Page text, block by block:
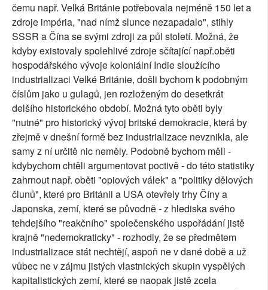
čemu např. Velká Británie potřebovala nejméně 150 let a
zdroje impéria, "nad nímž slunce nezapadalo", stihly
SSSR a Čína se svými zdroji za půl století. Možná, že
kdyby existovaly spolehlivé zdroje sčítající např.oběti
hospodářského vývoje koloniální Indie sloužícího
industrializaci Velké Británie, došli bychom k podobným
číslům jako u gulagů, jen rozloženým do desetkrát
delšího historického období. Možná tyto oběti byly
"nutné" pro historický vývoj britské demokracie, která by
zřejmě v dnešní formě bez industrializace nevznikla, ale
samy z ní určitě nic neměly. Podobně bychom měli -
kdybychom chtěli argumentovat poctivě - do této statistiky
zahrnout např. oběti "opiových válek" a "politiky dělových
člunů", které pro Británii a USA otevřely trhy Číny a
Japonska, zemí, které se původně - z hlediska svého
tehdejšího "reakčního" společenského uspořádání jistě
krajně "nedemokraticky" - rozhodly, že se předmětem
industrializace stát nechtějí, aspoň ne v dané době a už
vůbec ne v zájmu jistých vlastnických skupin vyspělých
kapitalistických zemí, které se naopak jistě zcela